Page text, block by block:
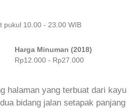
pukul 10.00 - 23.00 WIB
Harga Minuman (2018)
Rp12.000 - Rp27.000
halaman yang terbuat dari kayu
bidang jalan setapak panjang